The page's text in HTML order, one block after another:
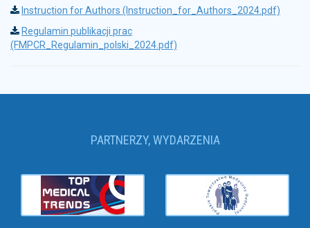
Instruction for Authors (Instruction_for_Authors_2024.pdf)
Regulamin publikacji prac
(FMPCR_Regulamin_polski_2024.pdf)
PARTNERZY, WYDARZENIA